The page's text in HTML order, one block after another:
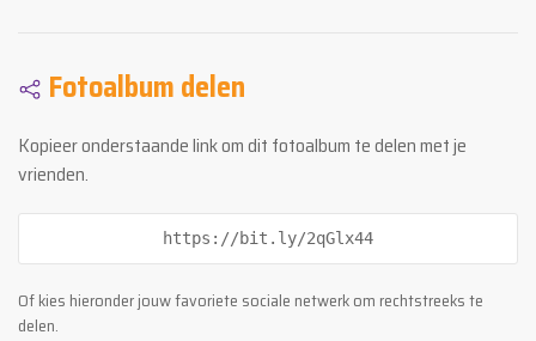
Fotoalbum delen
Kopieer onderstaande link om dit fotoalbum te delen met je
vrienden.
https://bit.ly/2qGlx44
Of kies hieronder jouw favoriete sociale netwerk om rechtstreeks te
delen.